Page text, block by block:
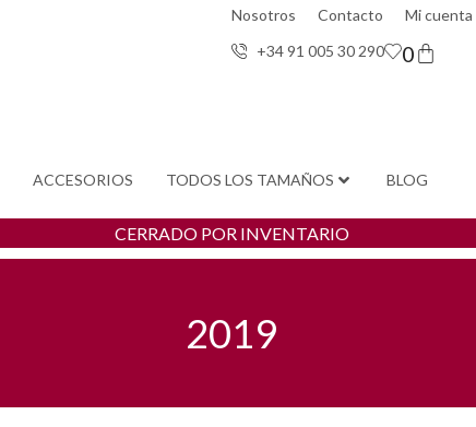
Nosotros Contacto
Mi cuenta
+34 91 005 30 290 0
ACCESORIOS TODOS LOS TAMAÑOS BLOG
CERRADO POR INVENTARIO
2019